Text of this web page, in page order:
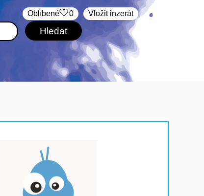
Vložit inzerát
Oblíbené 0